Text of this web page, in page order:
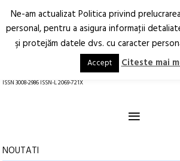
Arhitectură.
Oraș.
ISSN 3008-2986 ISSN-L 2069-721X
≡
NOUTATI
Ne-am actualizat Politica privind
personal, pentru a asigura informaţii
şi protejăm datele dvs. cu caracter
Accept Citeste mai